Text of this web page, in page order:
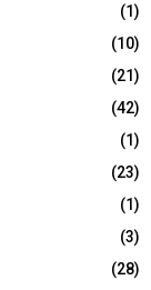
(1)
(10)
(21)
(42)
(1)
(23)
(1)
(3)
(28)